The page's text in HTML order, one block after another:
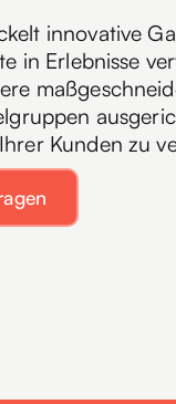
innovative
in Erlebnisse
Kunden zu